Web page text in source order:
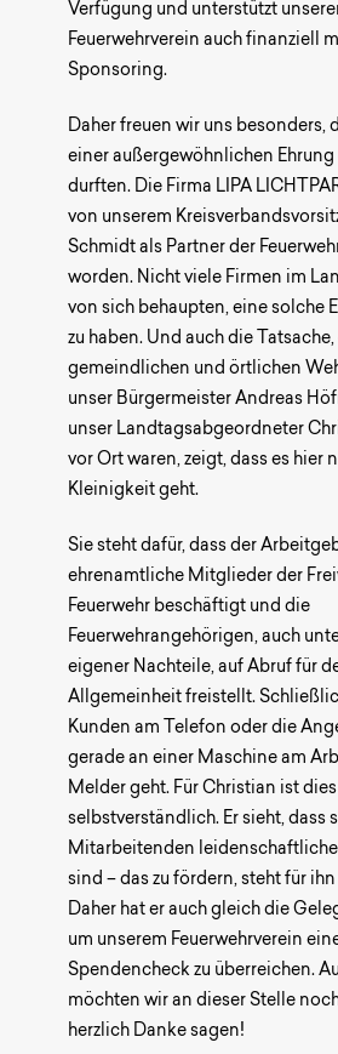
Verfügung und unterstützt
Feuerwehrverein auch finanziell
Sponsoring.
Daher freuen wir uns besonders,
einer außergewöhnlichen Ehrung
durften. Die Firma LIPA
von unserem
Schmidt als Partner der
worden. Nicht viele Firmen im
von sich behaupten, eine solche
zu haben. Und auch die
gemeindlichen und örtlichen
unser Bürgermeister Andreas
unser Landtagsabgeordneter
vor Ort waren, zeigt, dass es hier
Kleinigkeit geht.
Sie steht dafür, dass der
ehrenamtliche Mitglieder der
Feuerwehr beschäftigt und die
Feuerwehrangehörigen, auch
eigener Nachteile, auf Abruf für
Allgemeinheit freistellt.
Kunden am Telefon oder die
gerade an einer Maschine am
Melder geht. Für Christian ist
selbstverständlich. Er sieht, dass
Mitarbeitenden leidenschaftliche
sind – das zu fördern, steht für
Daher hat er auch gleich die
um unserem Feuerwehrverein
Spendencheck zu überreichen.
möchten wir an dieser Stelle
herzlich Danke sagen!